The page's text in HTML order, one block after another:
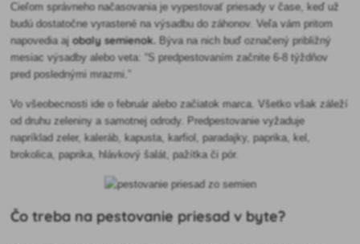
Cieľom správneho načasovania je vypestovať priesady v čase, keď už
budú dostatočne vyrastené na výsadbu do záhonov. Veľa vám pritom
napovedia ajobaly semienok. Býva na nich buď označený približný
mesiac výsadby alebo veta: “S predpestovaním začnite 6-8 týždňov
pred poslednými mrazmi.”
Vo všeobecnosti ide o február alebo začiatok marca. Všetko však záleží
od druhu zeleniny a samotnej odrody. Predpestovanie vyžaduje
napríklad zeler, kaleráb, kapusta, karfiol, paradajky, paprika, kel,
brokolica, paprika, hlávkový šalát, pažítka či pór.
Čo treba na pestovanie priesad v byte?